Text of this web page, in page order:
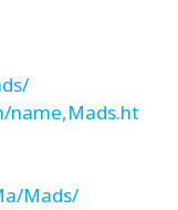
name,Mads.ht
Mads/